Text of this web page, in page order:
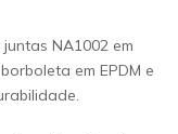
NA1002 em
em EPDM e